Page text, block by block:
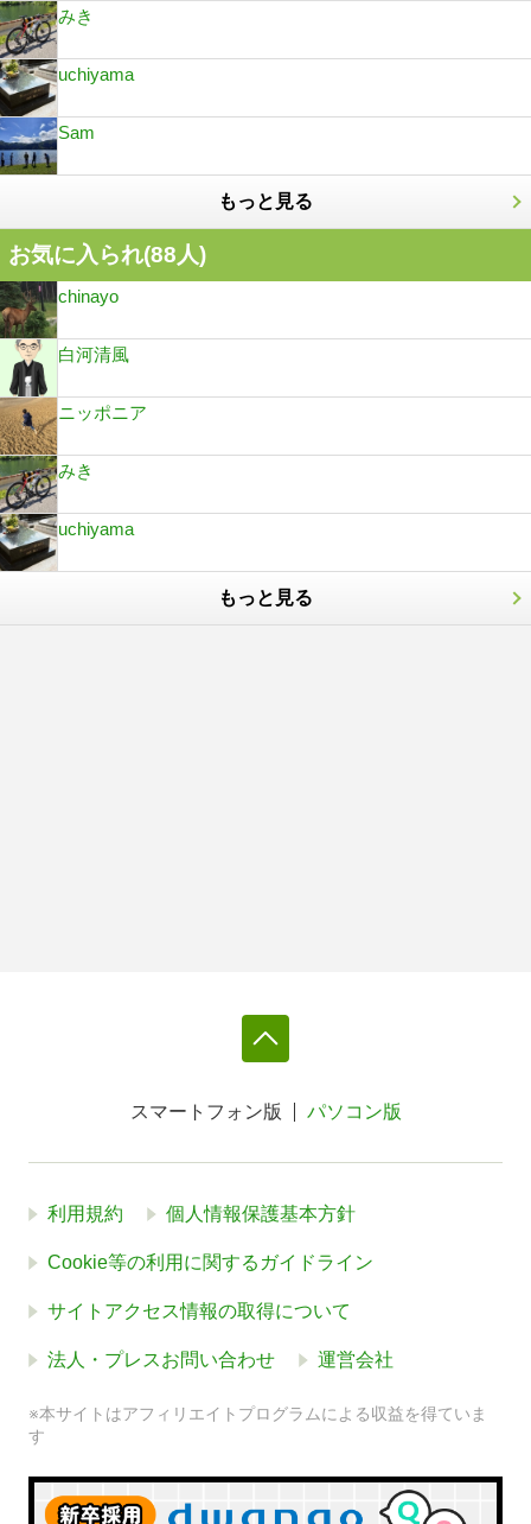
みき
uchiyama
Sam
もっと見る
お気に入られ(88人)
chinayo
白河清風
ニッポニア
みき
uchiyama
もっと見る
スマートフォン版 パソコン版
利用規約 個人情報保護基本方針
Cookie等の利用に関するガイドライン
サイトアクセス情報の取得について
法人・プレスお問い合わせ 運営会社
※本サイトはアフィリエイトプログラムによる収益を得ていま
す